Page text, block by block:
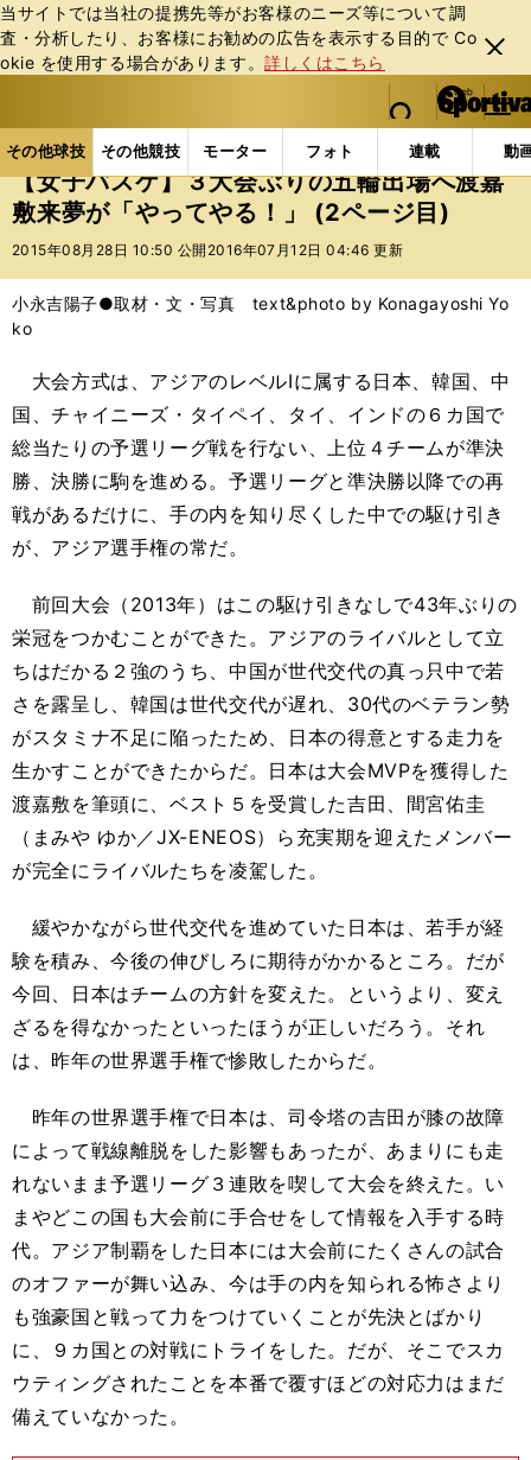
当サイトでは当社の提携先等がお客様のニーズ等について調
査・分析したり、お客様にお勧めの広告を表⽰する⽬的で Co
okie を使⽤する場合があります。詳しくはこちら
閉じ
る
web Sportiva (webスポルティーバ)
検索
マイペ
ー
ジ
メニュ
その他球技 その他競技 モーター フォト 連載 動
ス
ポ
ル
バ
その他球技の記事一覧 バスケットボール 国内バス
【女子バスケ】３大会ぶりの五輪出場へ渡嘉
敷来夢が「やってやる！」 (2ページ目)
2015年08月28日 10:50 公開 2016年07月12日 04:46 更新
小永吉陽子●取材・文・写真 text&photo by Konagayoshi Yo
ko
大会方式は、アジアのレベルIに属する日本、韓国、中
国、チャイニーズ・タイペイ、タイ、インドの６カ国で
総当たりの予選リーグ戦を行ない、上位４チームが準決
勝、決勝に駒を進める。予選リーグと準決勝以降での再
戦があるだけに、手の内を知り尽くした中での駆け引き
が、アジア選手権の常だ。
前回大会（2013年）はこの駆け引きなしで43年ぶりの
栄冠をつかむことができた。アジアのライバルとして立
ちはだかる２強のうち、中国が世代交代の真っ只中で若
さを露呈し、韓国は世代交代が遅れ、30代のベテラン勢
がスタミナ不足に陥ったため、日本の得意とする走力を
生かすことができたからだ。日本は大会MVPを獲得した
渡嘉敷を筆頭に、ベスト５を受賞した吉田、間宮佑圭
（まみや ゆか／JX-ENEOS）ら充実期を迎えたメンバー
が完全にライバルたちを凌駕した。
緩やかながら世代交代を進めていた日本は、若手が経
験を積み、今後の伸びしろに期待がかかるところ。だが
今回、日本はチームの方針を変えた。というより、変え
ざるを得なかったといったほうが正しいだろう。それ
は、昨年の世界選手権で惨敗したからだ。
昨年の世界選手権で日本は、司令塔の吉田が膝の故障
によって戦線離脱をした影響もあったが、あまりにも走
れないまま予選リーグ３連敗を喫して大会を終えた。い
まやどこの国も大会前に手合せをして情報を入手する時
代。アジア制覇をした日本には大会前にたくさんの試合
のオファーが舞い込み、今は手の内を知られる怖さより
も強豪国と戦って力をつけていくことが先決とばかり
に、９カ国との対戦にトライをした。だが、そこでスカ
ウティングされたことを本番で覆すほどの対応力はまだ
備えていなかった。